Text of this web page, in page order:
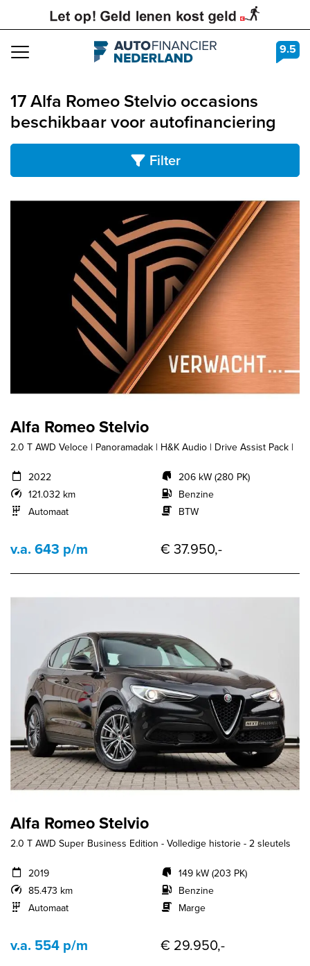
Navigation 9.5
17 Alfa Romeo Stelvio occasions
beschikbaar voor autofinanciering
Filter
Alfa Romeo Stelvio
2.0 T AWD Veloce | Panoramadak | H&K Audio | Drive Assist Pack |
2022
121.032 km
Automaat
206 kW (280 PK)
Benzine
BTW
v.a. 643 p/m € 37.950,-
Alfa Romeo Stelvio
2.0 T AWD Super Business Edition - Volledige historie - 2 sleutels
2019
85.473 km
Automaat
149 kW (203 PK)
Benzine
Marge
v.a. 554 p/m € 29.950,-